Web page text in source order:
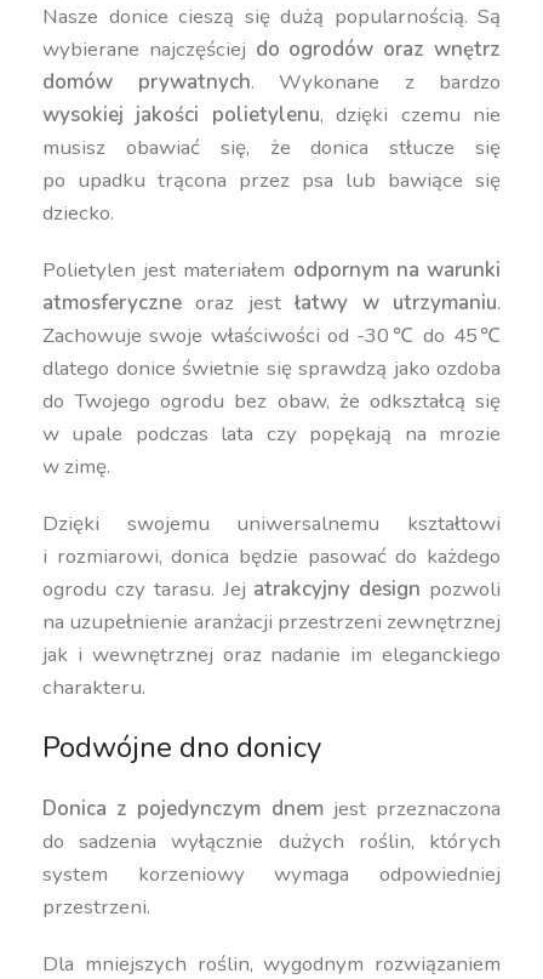
Nasze donice cieszą się dużą popularnością. Są
wybierane najczęściej do ogrodów oraz wnętrz
domów prywatnych. Wykonane z bardzo
wysokiej jakości polietylenu, dzięki czemu nie
musisz obawiać się, że donica stłucze się
po upadku trącona przez psa lub bawiące się
dziecko.
Polietylen jest materiałem odpornym na warunki
atmosferyczne oraz jestłatwy w utrzymaniu.
Zachowuje swoje właściwości od -30℃ do 45℃
dlatego donice świetnie się sprawdzą jako ozdoba
do Twojego ogrodu bez obaw, że odkształcą się
w upale podczas lata czy popękają na mrozie
w zimę.
Dzięki swojemu uniwersalnemu kształtowi
i rozmiarowi, donica będzie pasować do każdego
ogrodu czy tarasu. Jej atrakcyjny design pozwoli
na uzupełnienie aranżacji przestrzeni zewnętrznej
jak i wewnętrznej oraz nadanie im eleganckiego
charakteru.
Podwójne dno donicy
Donica z pojedynczym dnemjest przeznaczona
do sadzenia wyłącznie dużych roślin, których
system korzeniowy wymaga odpowiedniej
przestrzeni.
Dla mniejszych roślin, wygodnym rozwiązaniem